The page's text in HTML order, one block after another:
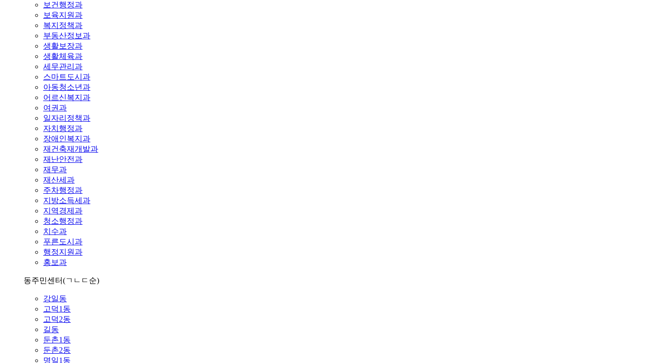
보건행정과
보육지원과
복지정책과
부동산정보과
생활보장과
생활체육과
세무관리과
스마트도시과
아동청소년과
어르신복지과
여권과
일자리정책과
자치행정과
장애인복지과
재건축재개발과
재난안전과
재무과
재산세과
주차행정과
지방소득세과
지역경제과
청소행정과
치수과
푸른도시과
행정지원과
홍보과
동주민센터(ㄱㄴㄷ순)
강일동
고덕1동
고덕2동
길동
둔촌1동
둔촌2동
명일1동